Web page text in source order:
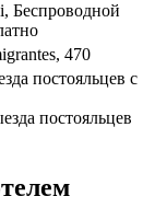
Беспроводной
470
постояльцев с
постояльцев